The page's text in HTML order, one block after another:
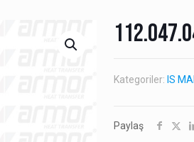
Kategoriler: IS
Paylaş